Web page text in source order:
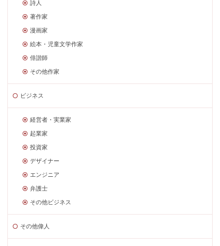
詩人
著作家
漫画家
絵本・児童文学作家
俳諧師
その他作家
ビジネス
経営者・実業家
起業家
投資家
デザイナー
エンジニア
弁護士
その他ビジネス
その他偉人